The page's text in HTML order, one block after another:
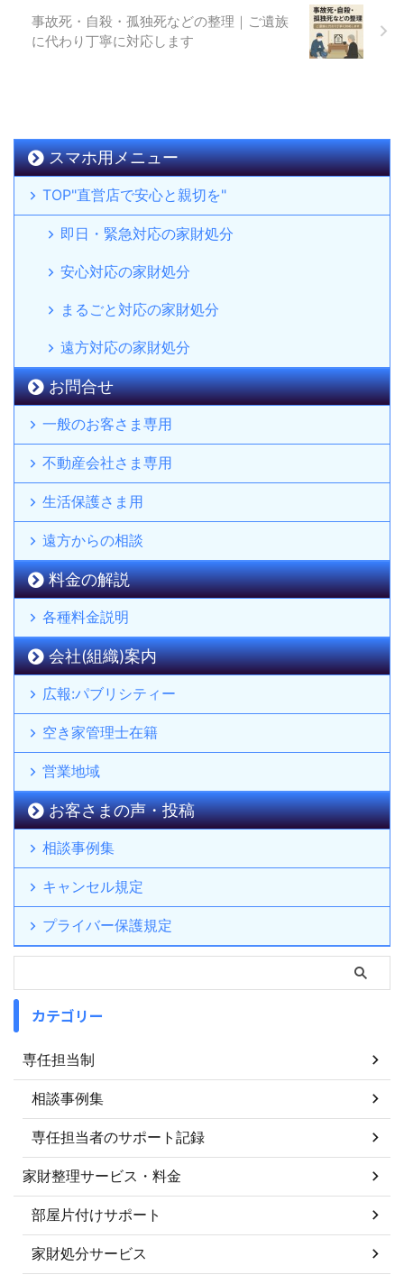
事故死・自殺・孤独死などの整理｜ご遺族
に代わり丁寧に対応します
スマホ用メニュー
TOP"直営店で安心と親切を"
即日・緊急対応の家財処分
安心対応の家財処分
まるごと対応の家財処分
遠方対応の家財処分
お問合せ
一般のお客さま専用
不動産会社さま専用
生活保護さま用
遠方からの相談
料金の解説
各種料金説明
会社(組織)案内
広報:パブリシティー
空き家管理士在籍
営業地域
お客さまの声・投稿
相談事例集
キャンセル規定
プライバー保護規定
カテゴリー
専任担当制
相談事例集
専任担当者のサポート記録
家財整理サービス・料金
部屋片付けサポート
家財処分サービス